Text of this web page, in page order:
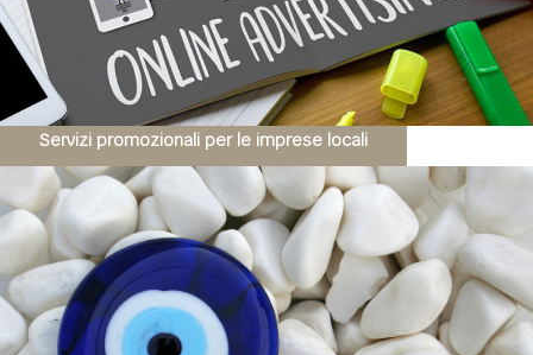
Servizi promozionali per le imprese locali